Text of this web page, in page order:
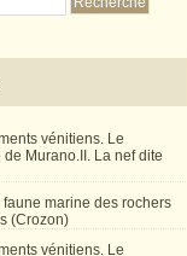
vénitiens. Le
Murano.II. La nef dite
marine des rochers
(Crozon)
vénitiens. Le